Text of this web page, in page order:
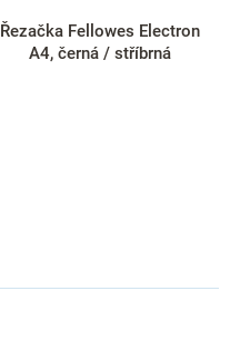
Řezačka Fellowes Electron
A4, černá / stříbrná